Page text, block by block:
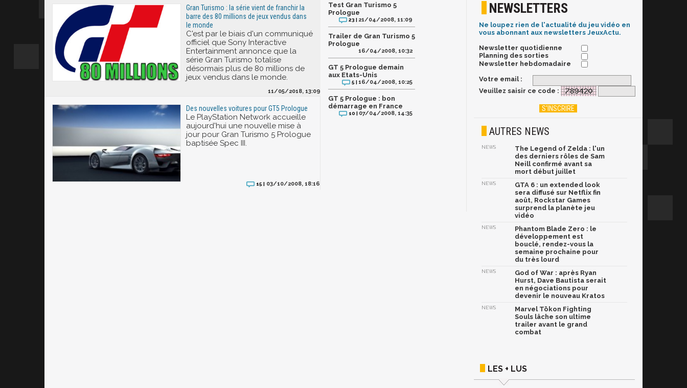
Gran Turismo : la série vient de franchir la
barre des 80 millions de jeux vendus dans
le monde
C'est par le biais d'un communiqué
officiel que Sony Interactive
Entertainment annonce que la
série Gran Turismo totalise
désormais plus de 80 millions de
jeux vendus dans le monde.
11/05/2018, 13:09
Des nouvelles voitures pour GT5 Prologue
Le PlayStation Network accueille
aujourd'hui une nouvelle mise à
jour pour Gran Turismo 5 Prologue
baptisée Spec III.
15 | 03/10/2008, 18:16
Test Gran Turismo 5
Prologue
23 | 21/04/2008, 11:09
Trailer de Gran Turismo 5
Prologue
16/04/2008, 10:32
GT 5 Prologue demain
aux Etats-Unis
5 |16/04/2008, 10:25
GT 5 Prologue : bon
démarrage en France
10 | 07/04/2008, 14:35
NEWSLETTERS
Ne loupez rien de l'actualité du jeu vidéo en
vous abonnant aux newsletters JeuxActu.
Newsletter quotidienne
Planning des sorties
Newsletter hebdomadaire
Votre email :
Veuillez saisir ce code :
AUTRES NEWS
NEWS
The Legend of Zelda : l'un
des derniers rôles de Sam
Neill confirmé avant sa
mort début juillet
NEWS
GTA 6 : un extended look
sera diffusé sur Netflix fin
août, Rockstar Games
surprend la planète jeu
vidéo
NEWS
Phantom Blade Zero : le
développement est
bouclé, rendez-vous la
semaine prochaine pour
du très lourd
NEWS
God of War : après Ryan
Hurst, Dave Bautista serait
en négociations pour
devenir le nouveau Kratos
NEWS
Marvel Tōkon Fighting
Souls lâche son ultime
trailer avant le grand
combat
LES + LUS